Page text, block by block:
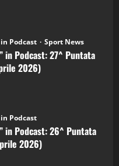
Podcast Sport News
in Podcast: 27^ Puntata
2026)
Podcast
in Podcast: 26^ Puntata
2026)